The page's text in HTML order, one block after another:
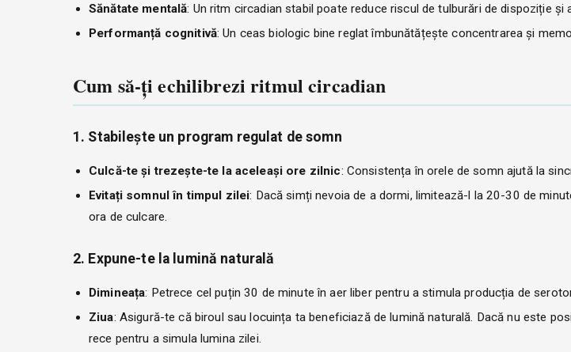
Sănătate mentală: Un ritm circadian stabil poate reduce riscul de tulburări de dispoziție și
Performanță cognitivă: Un ceas biologic bine reglat îmbunătățește concentrarea și
Cum să-ți echilibrezi ritmul circadian
1. Stabilește un program regulat de somn
Culcă-te și trezește-te la aceleași ore zilnic: Consistența în orele de somn ajută la
Evitați somnul în timpul zilei: Dacă simți nevoia de a dormi, limitează-l la 20-30 de
ora de culcare.
2. Expune-te la lumină naturală
Dimineața: Petrece cel puțin 30 de minute în aer liber pentru a stimula producția de
Ziua: Asigură-te că biroul sau locuința ta beneficiază de lumină naturală. Dacă nu este
rece pentru a simula lumina zilei.